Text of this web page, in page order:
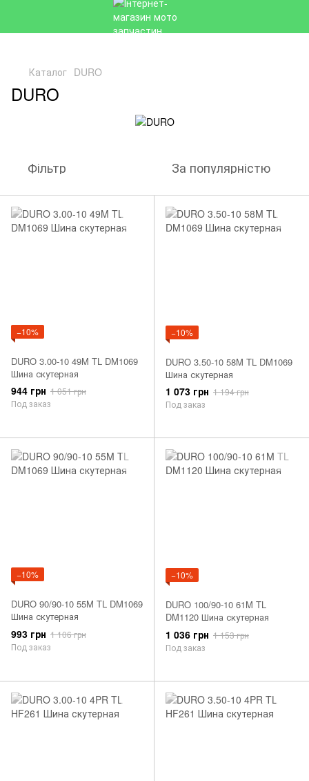
Каталог DURO
DURO
Фільтр За популярністю
−10%
DURO 3.00-10 49M TL DM1069
Шина скутерная
944 грн 1 051 грн
Под заказ
−10%
DURO 3.50-10 58M TL DM1069
Шина скутерная
1 073 грн 1 194 грн
Под заказ
−10%
DURO 90/90-10 55M TL DM1069
Шина скутерная
993 грн 1 106 грн
Под заказ
−10%
DURO 100/90-10 61M TL
DM1120 Шина скутерная
1 036 грн 1 153 грн
Под заказ